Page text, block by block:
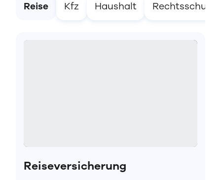
Reise Kfz Haushalt Rechtsschutz
Reiseversicherung